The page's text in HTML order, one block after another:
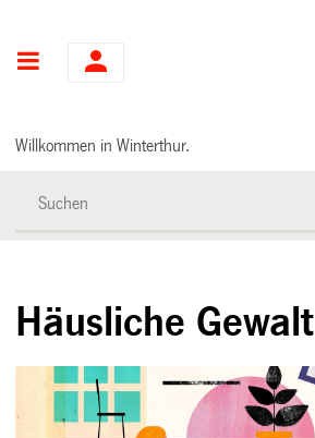
Hauptnavigation
Willkommen in Winterthur.
Häusliche Gewalt